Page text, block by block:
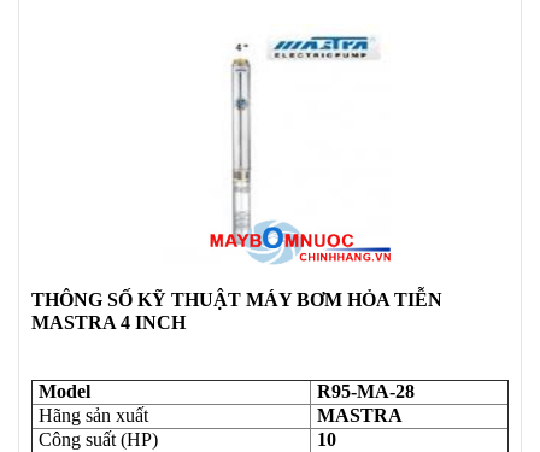
THÔNG SỐ KỸ THUẬT MÁY BƠM HỎA TIỄN
MASTRA 4 INCH
Model
R95-MA-28
Hãng sản xuất
MASTRA
Công suất (HP)
10